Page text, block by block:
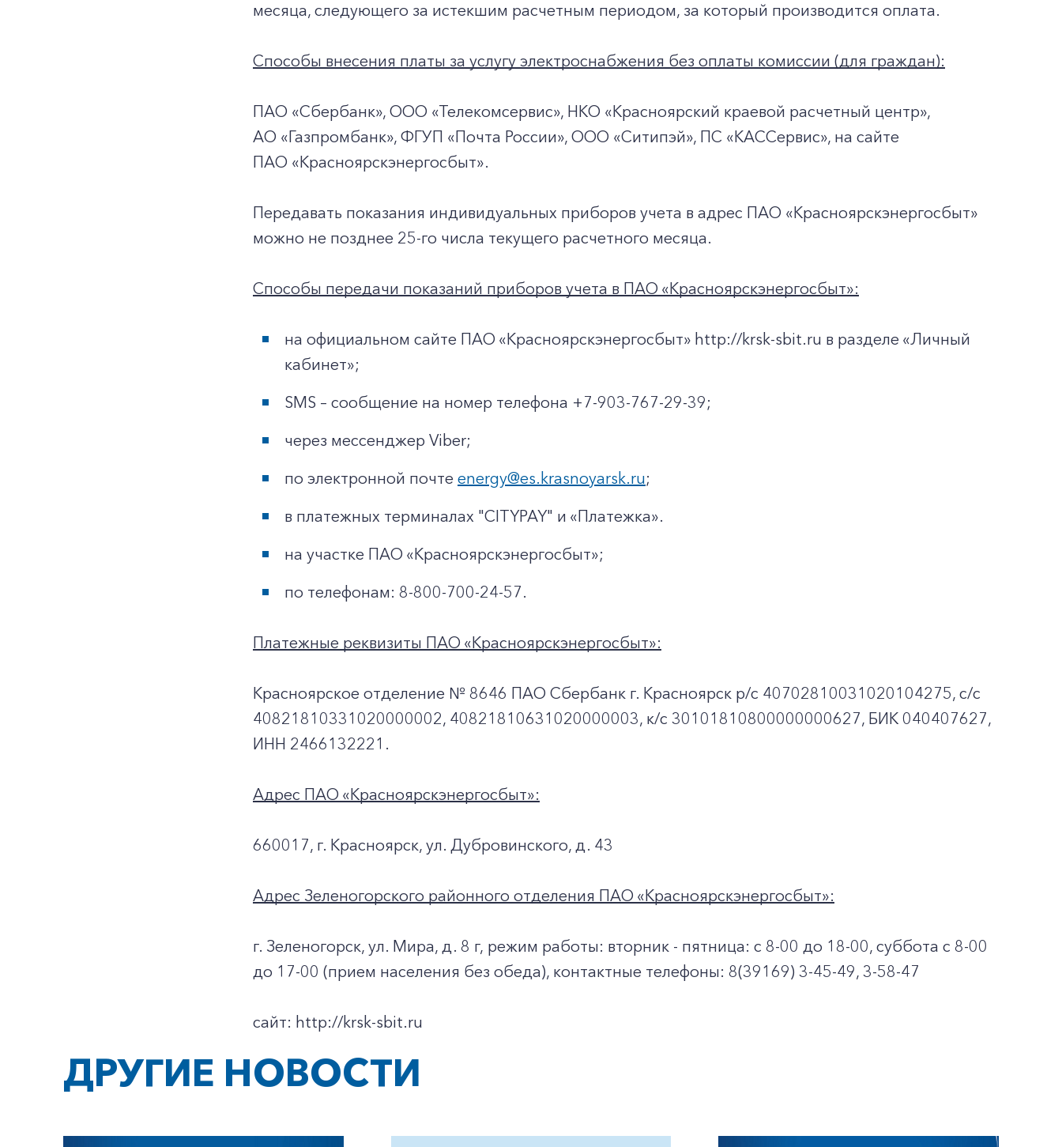
Заказать обратный звонок
Корпоративным клиентам
месяца, следующего за истекшим расчетным периодом, за который производится оплата.
Способы внесения платы за услугу электроснабжения без оплаты комиссии (для граждан):
ПАО «Сбербанк», ООО «Телекомсервис», НКО «Красноярский краевой расчетный центр»,
АО «Газпромбанк», ФГУП «Почта России», ООО «Ситипэй», ПС «КАССервис», на сайте
ПАО «Красноярскэнергосбыт».
Передавать показания индивидуальных приборов учета в адрес ПАО «Красноярскэнергосбыт»
можно не позднее 25-го числа текущего расчетного месяца.
Способы передачи показаний приборов учета в ПАО «Красноярскэнергосбыт»:
на официальном сайте ПАО «Красноярскэнергосбыт» http://krsk-sbit.ru в разделе «Личный
кабинет»;
SMS – сообщение на номер телефона +7-903-767-29-39;
через мессенджер Viber;
по электронной почте energy@es.krasnoyarsk.ru;
в платежных терминалах "CITYPAY" и «Платежка».
на участке ПАО «Красноярскэнергосбыт»;
по телефонам: 8-800-700-24-57.
Платежные реквизиты ПАО «Красноярскэнергосбыт»:
Красноярское отделение № 8646 ПАО Сбербанк г. Красноярск p/c 40702810031020104275, с/с
40821810331020000002, 40821810631020000003, к/c 30101810800000000627, БИК 040407627,
ИНН 2466132221.
Адрес ПАО «Красноярскэнергосбыт»:
660017, г. Красноярск, ул. Дубровинского, д. 43
Адрес Зеленогорского районного отделения ПАО «Красноярскэнергосбыт»:
г. Зеленогорск, ул. Мира, д. 8 г, режим работы: вторник - пятница: с 8-00 до 18-00, суббота с 8-00
до 17-00 (прием населения без обеда), контактные телефоны: 8(39169) 3-45-49, 3-58-47
сайт: http://krsk-sbit.ru
ДРУГИЕ НОВОСТИ